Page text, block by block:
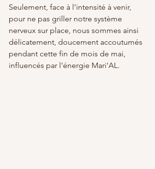
Seulement, face à l'intensité à venir,
pour ne pas griller notre système
nerveux sur place, nous sommes ainsi
délicatement, doucement accoutumés
pendant cette fin de mois de mai,
influencés par l'énergie Mari'AL.